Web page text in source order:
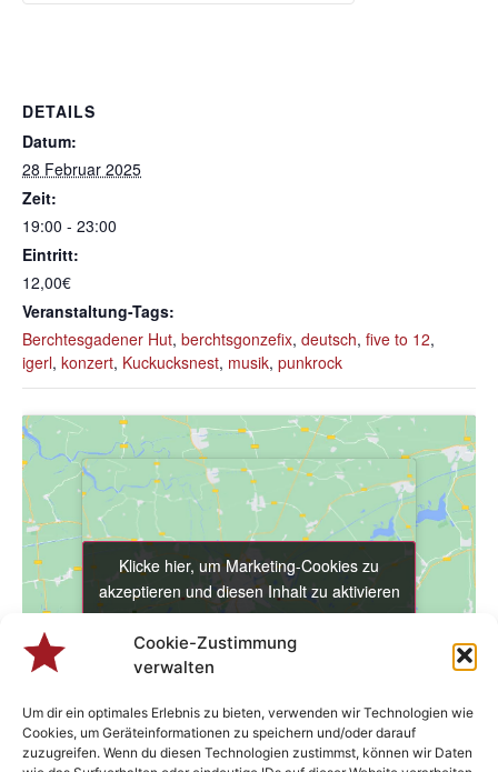
Cookie-Zustimmung
verwalten
Um dir ein optimales Erlebnis zu bieten, verwenden wir Technologien wie
Cookies, um Geräteinformationen zu speichern und/oder darauf
zuzugreifen. Wenn du diesen Technologien zustimmst, können wir Daten
DETAILS
Datum:
28 Februar 2025
Zeit:
19:00 - 23:00
Eintritt:
12,00€
Veranstaltung-Tags:
Berchtesgadener Hut, berchtsgonzefix, deutsch, five to 12,
igerl, konzert, Kuckucksnest, musik, punkrock
Klicke hier, um Marketing-Cookies zu
akzeptieren und diesen Inhalt zu aktivieren
Klicke hier, um Marketing-Cookies zu
akzeptieren und diesen Inhalt zu aktivieren